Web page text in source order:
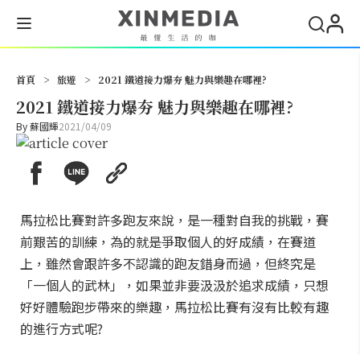
首頁 > 旅遊 > 2021 鐵道接力爆夯 魅力與樂趣在哪裡?
2021 鐵道接力爆夯 魅力與樂趣在哪裡?
By蘇國輝2021/04/09
馬拉松比賽對許多跑友來說，是一種對自我的挑戰，賽
前艱苦的訓練，為的就是爭取個人的好成績，在賽道
上，雖然會跟許多不認識的跑友錯身而過，但終究是
「一個人的武林」，如果並非要汲汲於追求成績，只想
好好體驗跑步帶來的樂趣，馬拉松比賽有沒有比較有趣
的進行方式呢?